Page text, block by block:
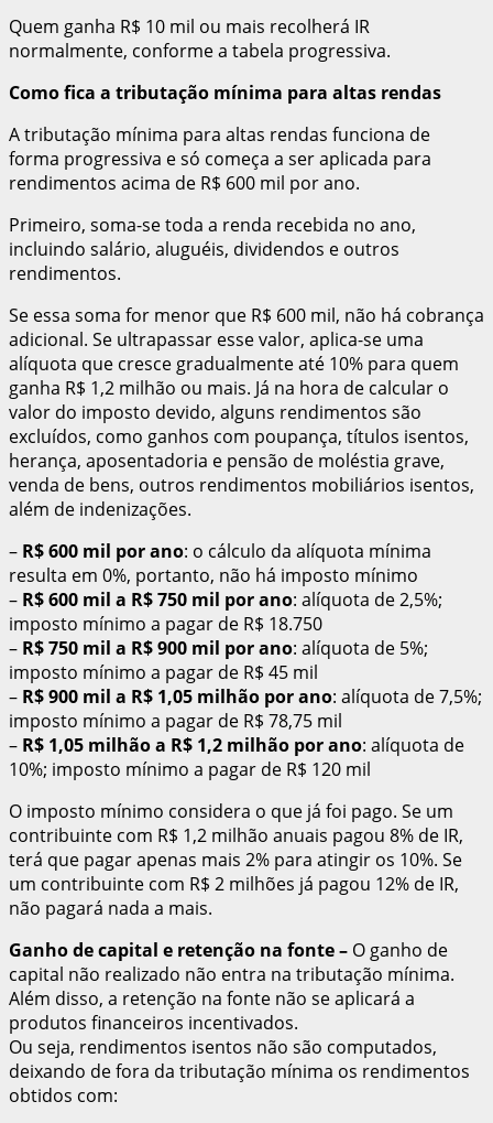
Quem ganha R$ 10 mil ou mais recolherá IR
normalmente, conforme a tabela progressiva.
Como fica a tributação mínima para altas rendas
A tributação mínima para altas rendas funciona de
forma progressiva e só começa a ser aplicada para
rendimentos acima de R$ 600 mil por ano.
Primeiro, soma-se toda a renda recebida no ano,
incluindo salário, aluguéis, dividendos e outros
rendimentos.
Se essa soma for menor que R$ 600 mil, não há cobrança
adicional. Se ultrapassar esse valor, aplica-se uma
alíquota que cresce gradualmente até 10% para quem
ganha R$ 1,2 milhão ou mais. Já na hora de calcular o
valor do imposto devido, alguns rendimentos são
excluídos, como ganhos com poupança, títulos isentos,
herança, aposentadoria e pensão de moléstia grave,
venda de bens, outros rendimentos mobiliários isentos,
além de indenizações.
– R$ 600 mil por ano: o cálculo da alíquota mínima
resulta em 0%, portanto, não há imposto mínimo
– R$ 600 mil a R$ 750 mil por ano: alíquota de 2,5%;
imposto mínimo a pagar de R$ 18.750
– R$ 750 mil a R$ 900 mil por ano: alíquota de 5%;
imposto mínimo a pagar de R$ 45 mil
– R$ 900 mil a R$ 1,05 milhão por ano: alíquota de 7,5%;
imposto mínimo a pagar de R$ 78,75 mil
– R$ 1,05 milhão a R$ 1,2 milhão por ano: alíquota de
10%; imposto mínimo a pagar de R$ 120 mil
O imposto mínimo considera o que já foi pago. Se um
contribuinte com R$ 1,2 milhão anuais pagou 8% de IR,
terá que pagar apenas mais 2% para atingir os 10%. Se
um contribuinte com R$ 2 milhões já pagou 12% de IR,
não pagará nada a mais.
Ganho de capital e retenção na fonte– O ganho de
capital não realizado não entra na tributação mínima.
Além disso, a retenção na fonte não se aplicará a
produtos financeiros incentivados.
Ou seja, rendimentos isentos não são computados,
deixando de fora da tributação mínima os rendimentos
obtidos com: